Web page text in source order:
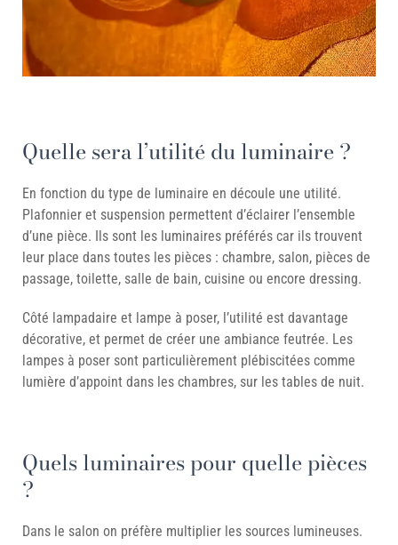
Quelle sera l’utilité du luminaire ?
En fonction du type de luminaire en découle une utilité.
Plafonnier et suspension permettent d’éclairer l’ensemble
d’une pièce. Ils sont les luminaires préférés car ils trouvent
leur place dans toutes les pièces : chambre, salon, pièces de
passage, toilette, salle de bain, cuisine ou encore dressing.
Côté lampadaire et lampe à poser, l’utilité est davantage
décorative, et permet de créer une ambiance feutrée. Les
lampes à poser sont particulièrement plébiscitées comme
lumière d’appoint dans les chambres, sur les tables de nuit.
Quels luminaires pour quelle pièces
?
Dans le salon on préfère multiplier les sources lumineuses.